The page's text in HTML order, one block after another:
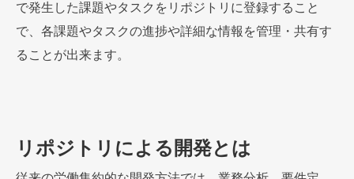
で発生した課題やタスクをリポジトリに登録すること
で、各課題やタスクの進捗や詳細な情報を管理・共有す
ることが出来ます。
リポジトリによる開発とは